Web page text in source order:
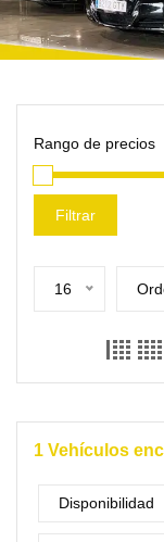
Rango de precios
Filtrar
16
1 Vehículos
Disponibilidad